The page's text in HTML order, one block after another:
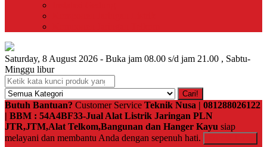
Saturday, 8 August 2026 - Buka jam 08.00 s/d jam 21.00 , Sabtu-
Minggu libur
Cari!
Butuh Bantuan? Customer Service Teknik Nusa | 081288026122
| BBM : 54A4BF33-Jual Alat Listrik Jaringan PLN
JTR,JTM,Alat Telkom,Bangunan dan Hanger Kayu siap
melayani dan membantu Anda dengan sepenuh hati.